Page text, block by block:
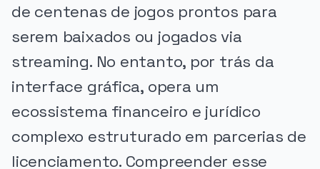
de centenas de jogos prontos para
serem baixados ou jogados via
streaming. No entanto, por trás da
interface gráfica, opera um
ecossistema financeiro e jurídico
complexo estruturado em parcerias de
licenciamento. Compreender esse